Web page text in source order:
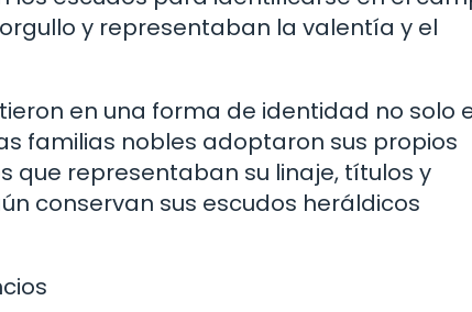
y representaban la valentía y el
en una forma de identidad no solo
familias nobles adoptaron sus propios
que representaban su linaje, títulos y
conservan sus escudos heráldicos